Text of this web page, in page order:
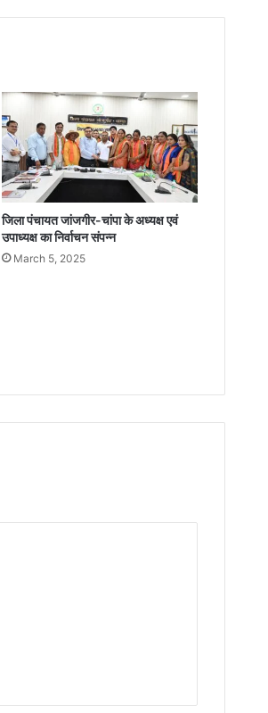
जिला पंचायत जांजगीर-चांपा के अध्यक्ष एवं
उपाध्यक्ष का निर्वाचन संपन्न
March 5, 2025